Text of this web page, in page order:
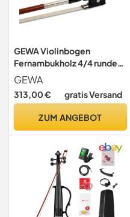
GEWA Violinbogen
Fernambukholz 4/4 runde
Stange, 2022-04-04
00:00:00
GEWA
313,00 € gratis Versand
ZUM ANGEBOT